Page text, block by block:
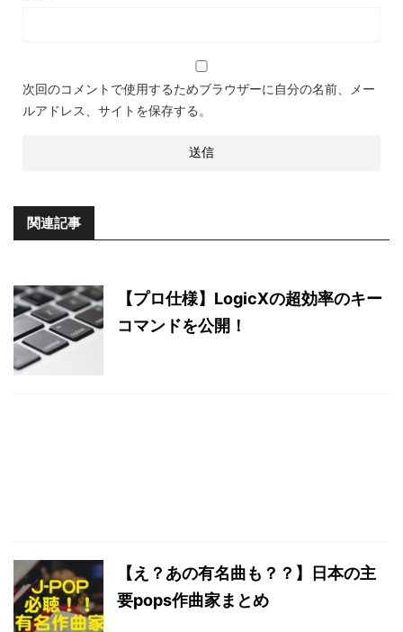
次回のコメントで使用するためブラウザーに自分の名前、メー
ルアドレス、サイトを保存する。
関連記事
【プロ仕様】LogicXの超効率のキー
コマンドを公開！
【え？あの有名曲も？？】日本の主
要pops作曲家まとめ